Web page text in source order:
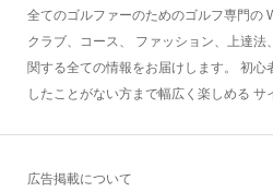
全てのゴルファーのためのゴルフ専門の
クラブ、コース、 ファッション、上達法
関する全ての情報をお届けします。 初心
したことがない方まで幅広く楽しめる サ
広告掲載について